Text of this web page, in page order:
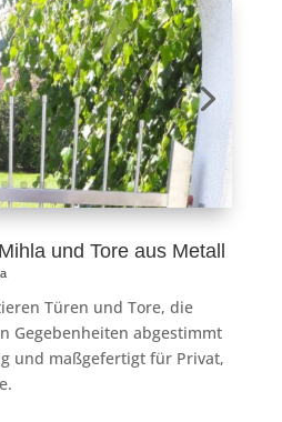
und Tore aus Metall
Türen und Tore, die
Gegebenheiten abgestimmt
und maßgefertigt für Privat,